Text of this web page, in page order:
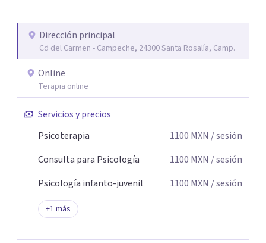
auténtica y comunicación clara y directa para darte
seguridad emocional y una dirección firme de tu proceso
de cambio.
Dirección principal
Cd del Carmen - Campeche, 24300 Santa Rosalía, Camp.
Online
Terapia online
Servicios y precios
Psicoterapia
1100 MXN / sesión
Consulta para Psicología
1100 MXN / sesión
Psicología infanto-juvenil
1100 MXN / sesión
+1 más